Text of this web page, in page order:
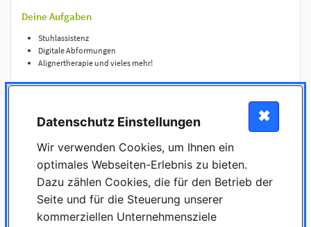
Deine Aufgaben
Stuhlassistenz
Digitale Abformungen
Alignertherapie und vieles mehr!
Dein Profil
Fachangestellten (m/w/d)
Erfahrung in der Kieferorthopädie von Vorteil, aber kein Muss
Unser Team erwartet Sie!
Datenschutz Einstellungen
Wir verwenden Cookies, um Ihnen ein
optimales Webseiten-Erlebnis zu bieten.
Dazu zählen Cookies, die für den Betrieb der
Seite und für die Steuerung unserer
kommerziellen Unternehmensziele
✖